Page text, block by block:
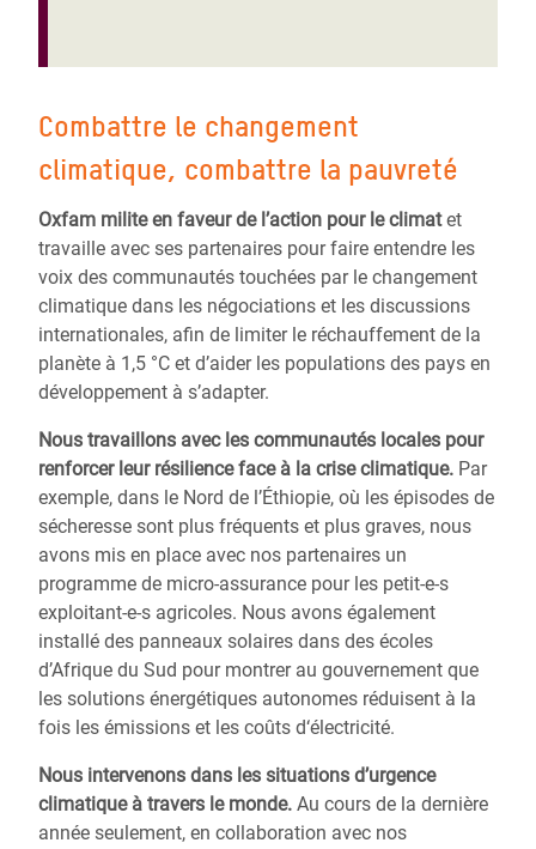
Combattre le changement
climatique, combattre la pauvreté
Oxfam milite en faveur de l’action pour le climatet
travaille avec ses partenaires pour faire entendre les
voix des communautés touchées par le changement
climatique dans les négociations et les discussions
internationales, afin de limiter le réchauffement de la
planète à 1,5 °C et d’aider les populations des pays en
développement à s’adapter.
Nous travaillons avec les communautés locales pour
renforcer leur résilience face à la crise climatique. Par
exemple, dans le Nord de l’Éthiopie, où les épisodes de
sécheresse sont plus fréquents et plus graves, nous
avons mis en place avec nos partenaires un
programme de micro-assurance pour les petit-e-s
exploitant-e-s agricoles. Nous avons également
installé des panneaux solaires dans des écoles
d’Afrique du Sud pour montrer au gouvernement que
les solutions énergétiques autonomes réduisent à la
fois les émissions et les coûts d‘électricité.
Nous intervenons dans les situations d’urgence
climatique à travers le monde. Au cours de la dernière
année seulement, en collaboration avec nos